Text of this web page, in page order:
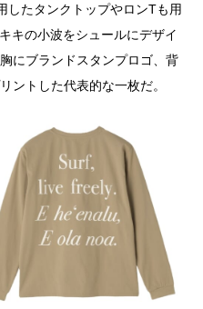
したタンクトップやロンTも用
キの小波をシュールにデザイ
にブランドスタンプロゴ、背
ントした代表的な一枚だ。